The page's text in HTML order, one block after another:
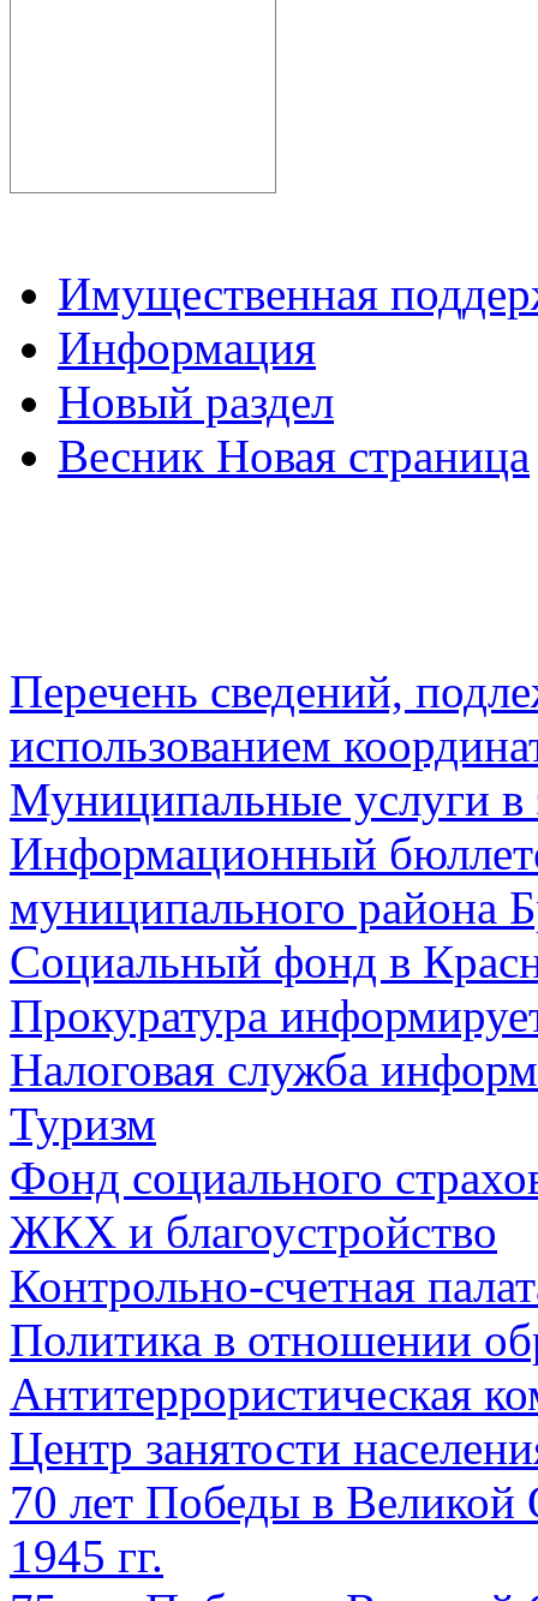
Имущественная
Информация
Новый раздел
Весник Новая страница
Перечень сведений,
использованием
Муниципальные услуги в
Информационный
муниципального района
Социальный фонд в
Прокуратура
Налоговая служба
Туризм
Фонд социального
ЖКХ и благоустройство
Контрольно-счетная
Политика в отношении
Антитеррористическая
Центр занятости
70 лет Победы в Великой
1945 гг.